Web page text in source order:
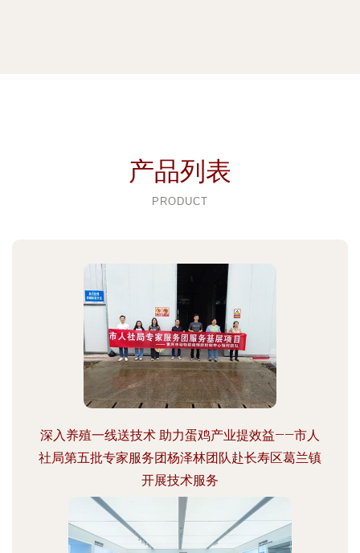
产品列表
PRODUCT
深入养殖一线送技术 助力蛋鸡产业提效益——市人
社局第五批专家服务团杨泽林团队赴长寿区葛兰镇
开展技术服务